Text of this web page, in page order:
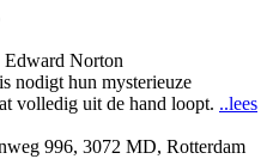
Edward Norton
nodigt hun mysterieuze
volledig uit de hand loopt. ..lees
996, 3072 MD, Rotterdam